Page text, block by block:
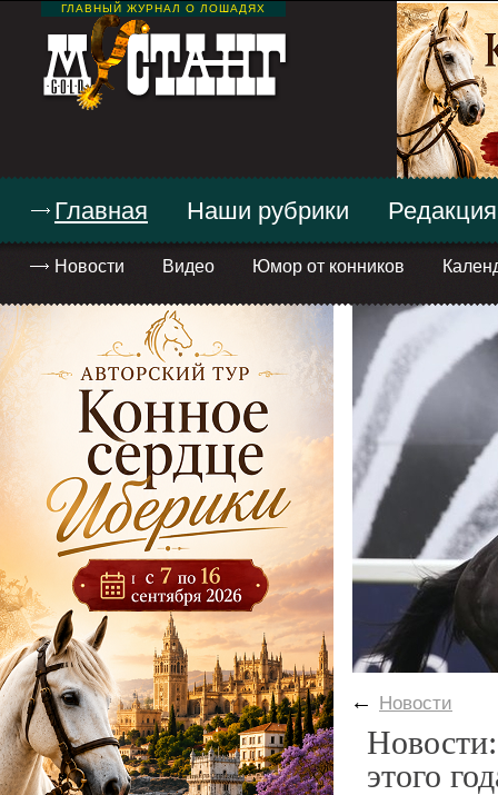
ГЛАВНЫЙ ЖУРНАЛ О ЛОШАДЯХ
Главная
Новости Видео Юмор от конников
Наши рубрики Редакция
← Новости
этого